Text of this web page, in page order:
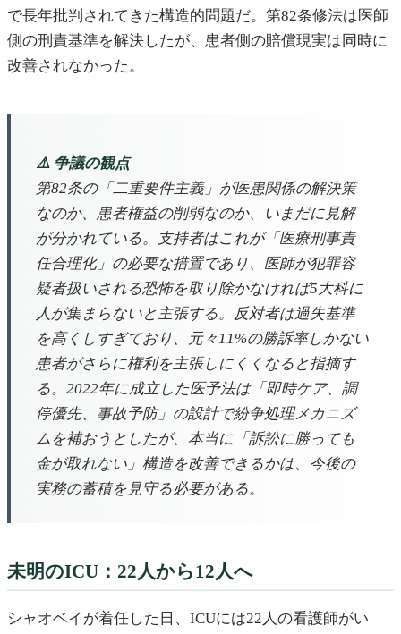
で長年批判されてきた構造的問題だ。第82条修法は医師
側の刑責基準を解決したが、患者側の賠償現実は同時に
改善されなかった。
⚠️ 争議の観点
第82条の「二重要件主義」が医患関係の解決策
なのか、患者権益の削弱なのか、いまだに見解
が分かれている。支持者はこれが「医療刑事責
任合理化」の必要な措置であり、医師が犯罪容
疑者扱いされる恐怖を取り除かなければ5大科に
人が集まらないと主張する。反対者は過失基準
を高くしすぎており、元々11%の勝訴率しかない
患者がさらに権利を主張しにくくなると指摘す
る。2022年に成立した医予法は「即時ケア、調
停優先、事故予防」の設計で紛争処理メカニズ
ムを補おうとしたが、本当に「訴訟に勝っても
金が取れない」構造を改善できるかは、今後の
実務の蓄積を見守る必要がある。
未明のICU：22人から12人へ
シャオベイが着任した日、ICUには22人の看護師がい